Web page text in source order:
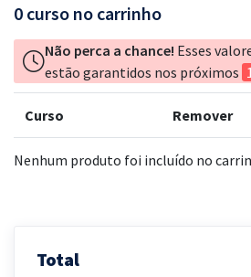
0 curso no carrinho
Não perca a chance! Esses
estão garantidos nos próximos
Curso Remover
Nenhum produto foi incluído no
Total